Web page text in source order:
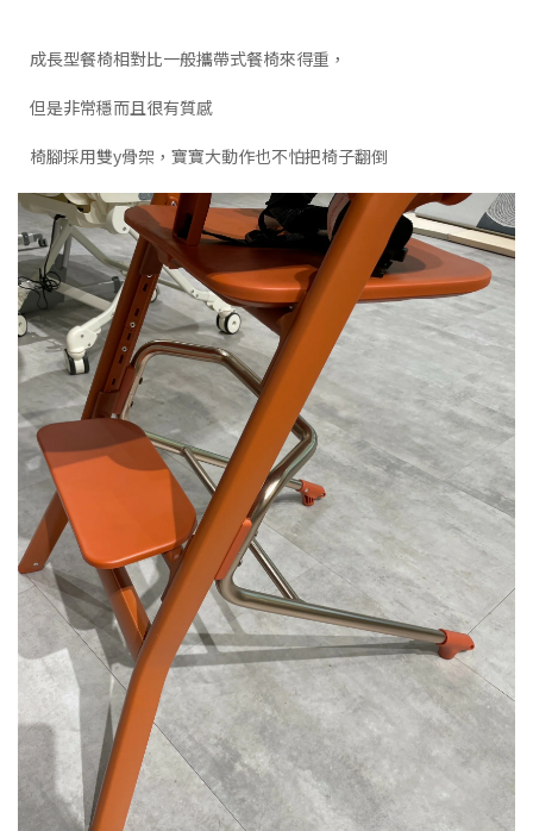
成長型餐椅相對比一般攜帶式餐椅來得重，
但是非常穩而且很有質感
椅腳採用雙y骨架，寶寶大動作也不怕把椅子翻倒